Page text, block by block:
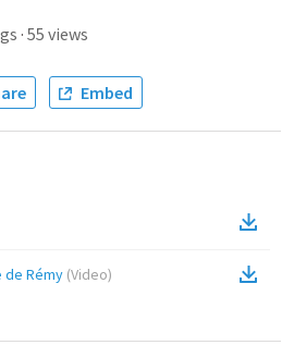
· 55 views
Embed
de Rémy (Video)